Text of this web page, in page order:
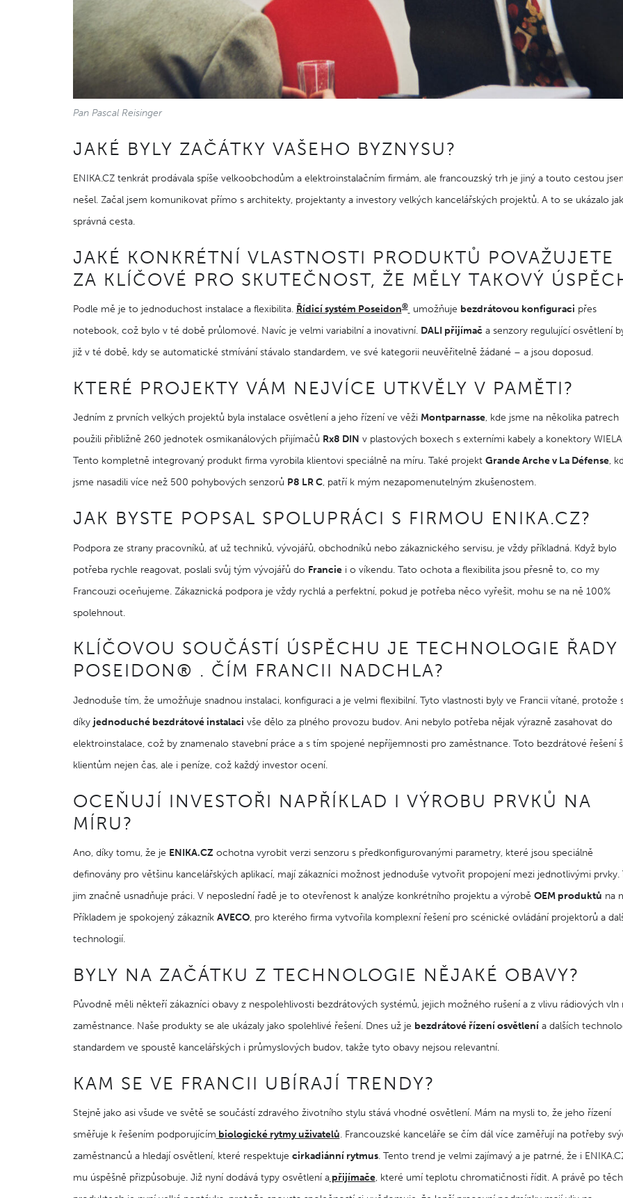
Pan Pascal Reisinger
JAKÉ BYLY ZAČÁTKY VAŠEHO BYZNYSU?
ENIKA.CZ tenkrát prodávala spíše velkoobchodům a elektroinstalačním firmám, ale francouzský trh je jiný a touto cestou
nešel. Začal jsem komunikovat přímo s architekty, projektanty a investory velkých kancelářských projektů. A to se ukázalo
správná cesta.
JAKÉ KONKRÉTNÍ VLASTNOSTI PRODUKTŮ POVAŽUJETE
ZA KLÍČOVÉ PRO SKUTEČNOST, ŽE MĚLY TAKOVÝ
Podle mě je to jednoduchost instalace a flexibilita. Řídicí systém Poseidon® umožňuje bezdrátovou konfiguraci přes
notebook, což bylo v té době průlomové. Navíc je velmi variabilní a inovativní. DALI přijímača senzory regulující osvětlení
již v té době, kdy se automatické stmívání stávalo standardem, ve své kategorii neuvěřitelně žádané – a jsou doposud.
KTERÉ PROJEKTY VÁM NEJVÍCE UTKVĚLY V PAMĚTI?
Jedním z prvních velkých projektů byla instalace osvětlení a jeho řízení ve věži Montparnasse, kde jsme na několika patrech
použili přibližně 260 jednotek osmikanálových přijímačů Rx8 DIN v plastových boxech s externími kabely a konektory
Tento kompletně integrovaný produkt firma vyrobila klientovi speciálně na míru. Také projekt Grande Arche v La Défense,
jsme nasadili více než 500 pohybových senzorů P8 LR C, patří k mým nezapomenutelným zkušenostem.
JAK BYSTE POPSAL SPOLUPRÁCI S FIRMOU ENIKA.CZ?
Podpora ze strany pracovníků, ať už techniků, vývojářů, obchodníků nebo zákaznického servisu, je vždy příkladná. Když bylo
potřeba rychle reagovat, poslali svůj tým vývojářů do Franciei o víkendu. Tato ochota a flexibilita jsou přesně to, co my
Francouzi oceňujeme. Zákaznická podpora je vždy rychlá a perfektní, pokud je potřeba něco vyřešit, mohu se na ně 100%
spolehnout.
KLÍČOVOU SOUČÁSTÍ ÚSPĚCHU JE TECHNOLOGIE ŘADY
POSEIDON® . ČÍM FRANCII NADCHLA?
Jednoduše tím, že umožňuje snadnou instalaci, konfiguraci a je velmi flexibilní. Tyto vlastnosti byly ve Francii vítané, protože
díky jednoduché bezdrátové instalaci vše dělo za plného provozu budov. Ani nebylo potřeba nějak výrazně zasahovat do
elektroinstalace, což by znamenalo stavební práce a s tím spojené nepříjemnosti pro zaměstnance. Toto bezdrátové řešení
klientům nejen čas, ale i peníze, což každý investor ocení.
OCEŇUJÍ INVESTOŘI NAPŘÍKLAD I VÝROBU PRVKŮ NA
MÍRU?
Ano, díky tomu, že je ENIKA.CZ ochotna vyrobit verzi senzoru s předkonfigurovanými parametry, které jsou speciálně
definovány pro většinu kancelářských aplikací, mají zákazníci možnost jednoduše vytvořit propojení mezi jednotlivými prvky.
jim značně usnadňuje práci. V neposlední řadě je to otevřenost k analýze konkrétního projektu a výrobě OEM produktů na
Příkladem je spokojený zákazník AVECO, pro kterého firma vytvořila komplexní řešení pro scénické ovládání projektorů a
technologií.
BYLY NA ZAČÁTKU Z TECHNOLOGIE NĚJAKÉ OBAVY?
Původně měli někteří zákazníci obavy z nespolehlivosti bezdrátových systémů, jejich možného rušení a z vlivu rádiových vln
zaměstnance. Naše produkty se ale ukázaly jako spolehlivé řešení. Dnes už je bezdrátové řízení osvětlenía dalších
standardem ve spoustě kancelářských i průmyslových budov, takže tyto obavy nejsou relevantní.
KAM SE VE FRANCII UBÍRAJÍ TRENDY?
Stejně jako asi všude ve světě se součástí zdravého životního stylu stává vhodné osvětlení. Mám na mysli to, že jeho řízení
směřuje k řešením podporujícím biologické rytmy uživatelů. Francouzské kanceláře se čím dál více zaměřují na potřeby
zaměstnanců a hledají osvětlení, které respektuje cirkadiánní rytmus. Tento trend je velmi zajímavý a je patrné, že i
mu úspěšně přizpůsobuje. Již nyní dodává typy osvětlení apřijímače, které umí teplotu chromatičnosti řídit. A právě po